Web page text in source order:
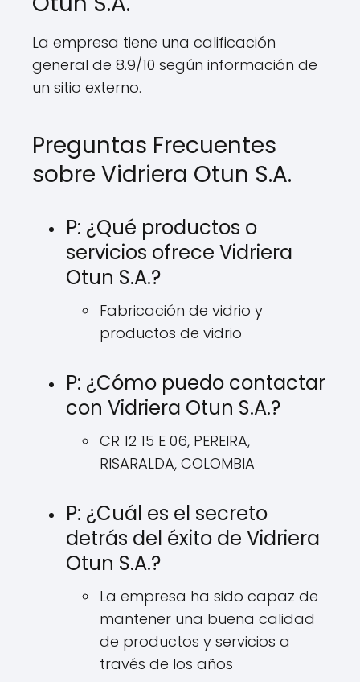
La empresa tiene una calificación
general de 8.9/10 según información de
un sitio externo.
Preguntas Frecuentes
sobre Vidriera Otun S.A.
P: ¿Qué productos o
servicios ofrece Vidriera
Otun S.A.?
Fabricación de vidrio y
productos de vidrio
P: ¿Cómo puedo contactar
con Vidriera Otun S.A.?
CR 12 15 E 06, PEREIRA,
RISARALDA, COLOMBIA
P: ¿Cuál es el secreto
detrás del éxito de Vidriera
Otun S.A.?
La empresa ha sido capaz de
mantener una buena calidad
de productos y servicios a
través de los años